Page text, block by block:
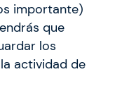
importante)
que
los
actividad de